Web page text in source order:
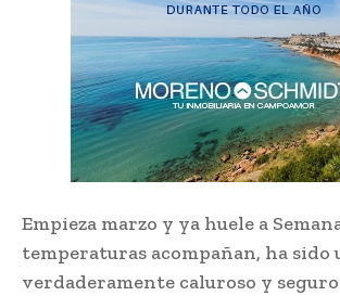
Empieza marzo y ya huele a
temperaturas acompañan, ha sido
verdaderamente caluroso y